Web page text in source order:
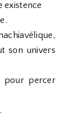
existence
son univers
pour percer